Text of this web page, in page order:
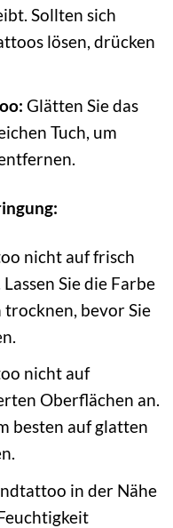
Sollten sich
lösen, drücken
Glätten Sie das
Tuch, um
nicht auf frisch
Sie die Farbe
bevor Sie
nicht auf
Oberflächen an.
besten auf glatten
in der Nähe